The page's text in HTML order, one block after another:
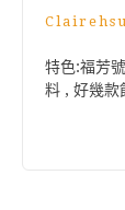
特色:福芳
料 , 好幾款